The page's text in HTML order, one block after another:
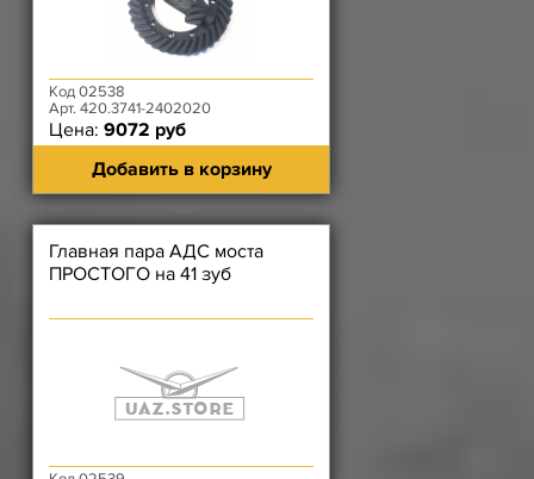
Код 02538
Арт. 420.3741-2402020
Цена: 9072 руб
Добавить в корзину
Главная пара АДС моста
ПРОСТОГО на 41 зуб